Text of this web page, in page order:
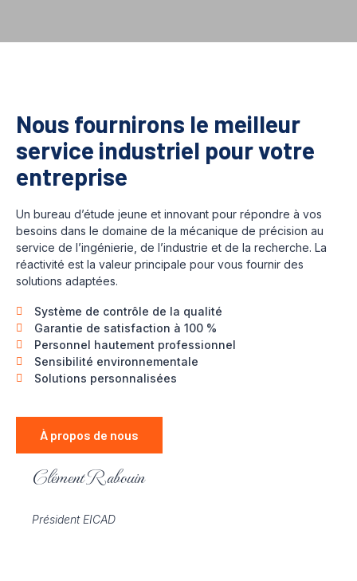
Nous fournirons le meilleur
service industriel pour votre
entreprise
Un bureau d’étude jeune et innovant pour répondre à vos
besoins dans le domaine de la mécanique de précision au
service de l’ingénierie, de l’industrie et de la recherche. La
réactivité est la valeur principale pour vous fournir des
solutions adaptées.
Système de contrôle de la qualité
Garantie de satisfaction à 100 %
Personnel hautement professionnel
Sensibilité environnementale
Solutions personnalisées
À propos de nous
Clément Rabouin
Président EICAD